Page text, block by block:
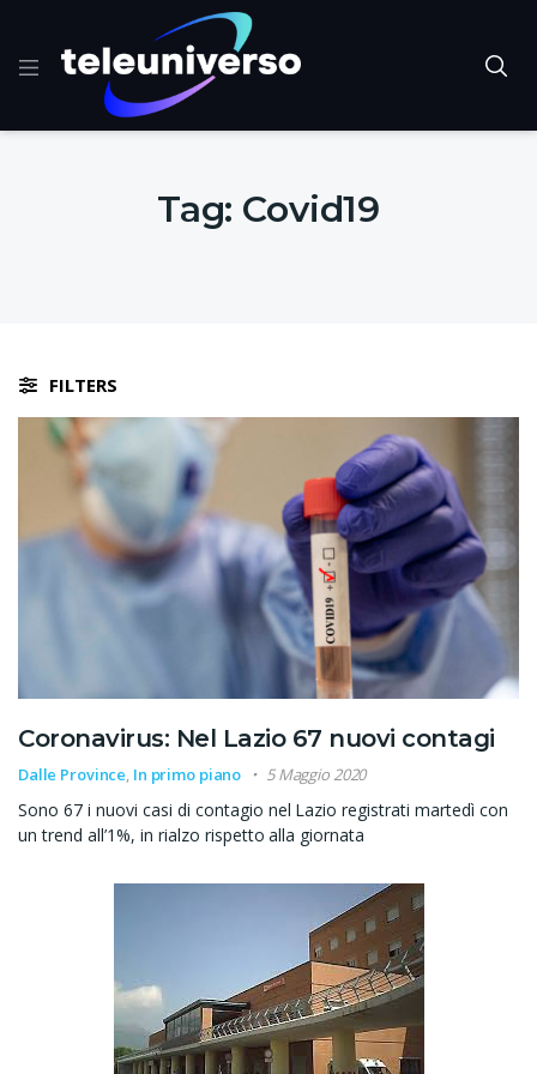
Tag: Covid19
FILTERS
Coronavirus: Nel Lazio 67 nuovi contagi
Dalle Province, In primo piano 5 Maggio 2020
Sono 67 i nuovi casi di contagio nel Lazio registrati martedì con
un trend all’1%, in rialzo rispetto alla giornata